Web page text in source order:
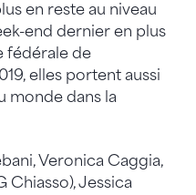
en reste au niveau
end dernier en plus
fédérale de
elles portent aussi
monde dans la
Veronica Caggia,
Chiasso), Jessica